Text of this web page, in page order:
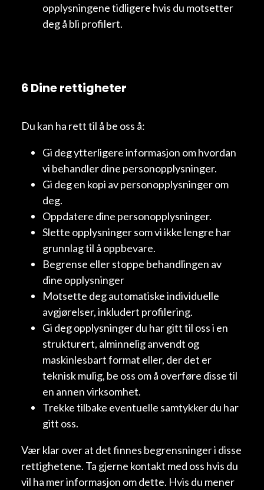
opplysningene tidligere hvis du motsetter
deg å bli profilert.
6 Dine rettigheter
Du kan ha rett til å be oss å:
Gi deg ytterligere informasjon om hvordan
vi behandler dine personopplysninger.
Gi deg en kopi av personopplysninger om
deg.
Oppdatere dine personopplysninger.
Slette opplysninger som vi ikke lengre har
grunnlag til å oppbevare.
Begrense eller stoppe behandlingen av
dine opplysninger
Motsette deg automatiske individuelle
avgjørelser, inkludert profilering.
Gi deg opplysninger du har gitt til oss i en
strukturert, alminnelig anvendt og
maskinlesbart format eller, der det er
teknisk mulig, be oss om å overføre disse til
en annen virksomhet.
Trekke tilbake eventuelle samtykker du har
gitt oss.
Vær klar over at det finnes begrensninger i disse
rettighetene. Ta gjerne kontakt med oss hvis du
vil ha mer informasjon om dette. Hvis du mener